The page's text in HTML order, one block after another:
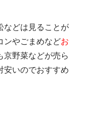
などは見ることが
ンやごまめなどお
京野菜などが売ら
安いのでおすすめ